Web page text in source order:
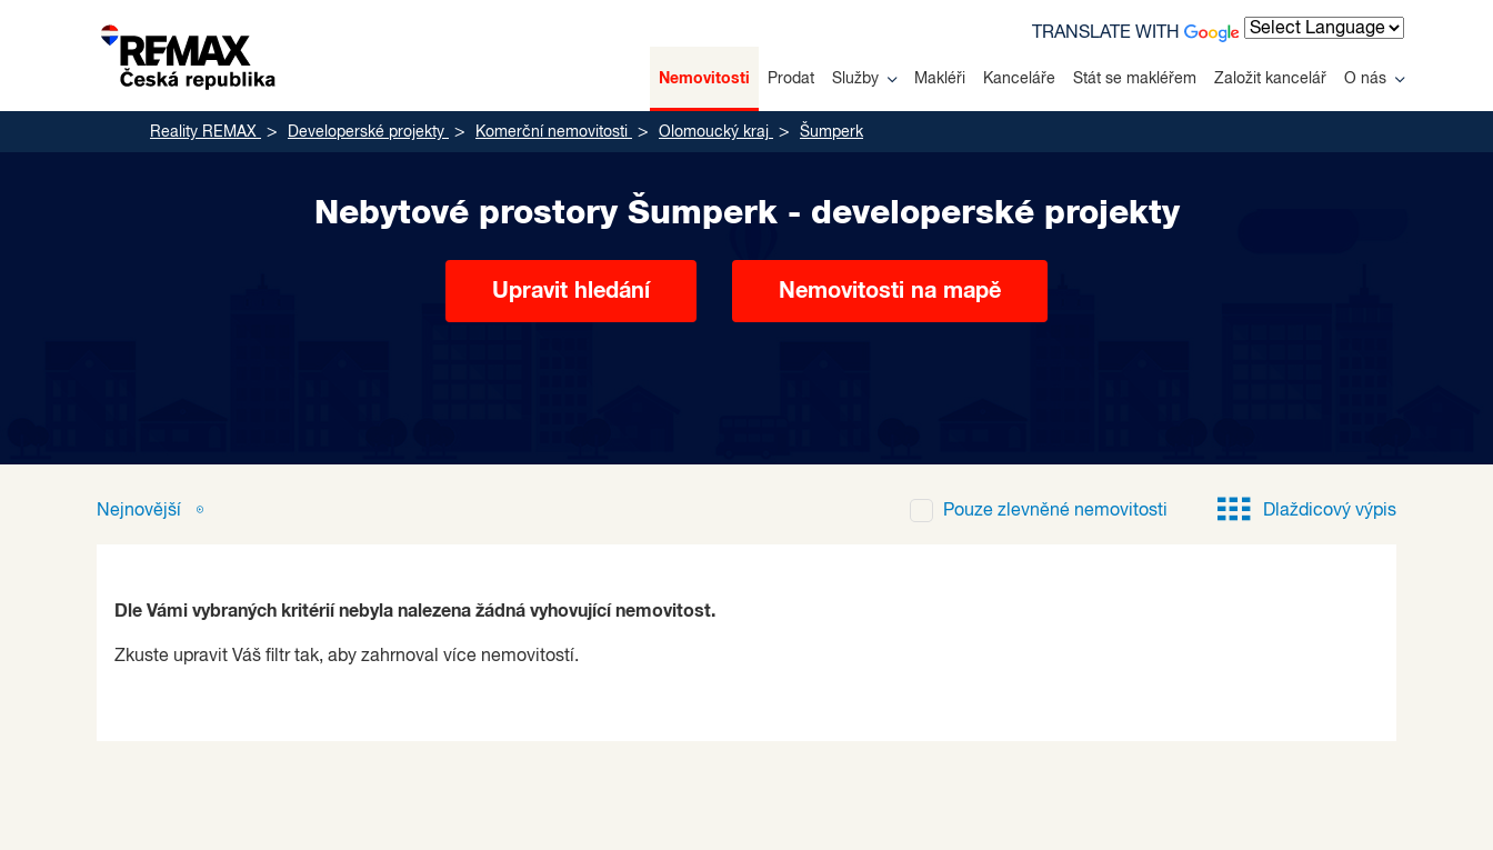
Nemovitosti Prodat Služby Makléři Kanceláře Stát se makléřem Založit kancelář O nás
TRANSLATE WITH
Reality REMAX Developerské projekty Komerční nemovitosti Olomoucký kraj Šumperk
Nebytové prostory Šumperk - developerské projekty
Upravit hledání Nemovitosti na mapě
Nejnovější Pouze zlevněné nemovitosti Dlaždicový výpis
Dle Vámi vybraných kritérií nebyla nalezena žádná vyhovující nemovitost.
Zkuste upravit Váš filtr tak, aby zahrnoval více nemovitostí.